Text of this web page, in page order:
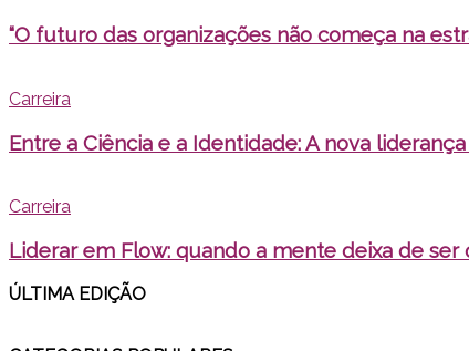
“O futuro das organizações não começa na
Carreira
Entre a Ciência e a Identidade: A nova
Carreira
Liderar em Flow: quando a mente deixa de
ÚLTIMA EDIÇÃO